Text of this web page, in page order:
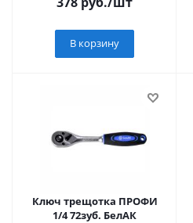
В корзину
Ключ трещотка ПРОФИ
1/4 72зуб. БелАК